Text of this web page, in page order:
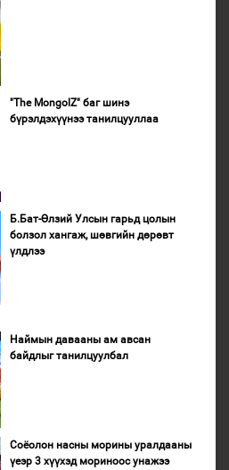
"The MongolZ" баг шинэ
бүрэлдэхүүнээ танилцууллаа
Б.Бат-Өлзий Улсын гарьд цолын
болзол хангаж, шөвгийн дөрөвт
үлдлээ
Наймын давааны ам авсан
байдлыг танилцуулбал
Соёолон насны морины уралдааны
үеэр 3 хүүхэд мориноос унажээ